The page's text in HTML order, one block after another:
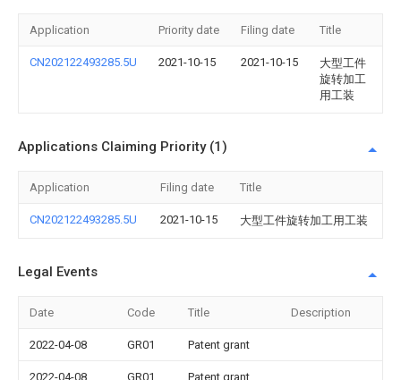
Application Priority date Filing date Title
CN202122493285.5U 2021-10-15 2021-10-15
大型工件
旋转加工
用工装
Applications Claiming Priority (1)
Application Filing date Title
CN202122493285.5U 2021-10-15 大型工件旋转加工用工装
Legal Events
Date Code Title Description
2022-04-08 GR01 Patent grant
2022-04-08 GR01 Patent grant